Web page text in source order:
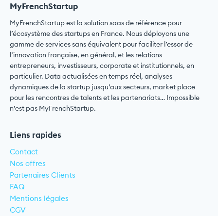
MyFrenchStartup
MyFrenchStartup est la solution saas de référence pour
l’écosystème des startups en France. Nous déployons une
gamme de services sans équivalent pour faciliter l’essor de
l’innovation française, en général, et les relations
entrepreneurs, investisseurs, corporate et institutionnels, en
particulier. Data actualisées en temps réel, analyses
dynamiques de la startup jusqu’aux secteurs, market place
pour les rencontres de talents et les partenariats… Impossible
n’est pas MyFrenchStartup.
Liens rapides
Contact
Nos offres
Partenaires Clients
FAQ
Mentions légales
CGV